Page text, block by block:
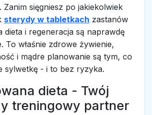
Zanim sięgniesz po jakiekolwiek
sterydy w tabletkach zastanów
dieta i regeneracja są naprawdę
To właśnie zdrowe żywienie,
i mądre planowanie są tym, co
sylwetkę - i to bez ryzyka.
dieta - Twój
treningowy partner